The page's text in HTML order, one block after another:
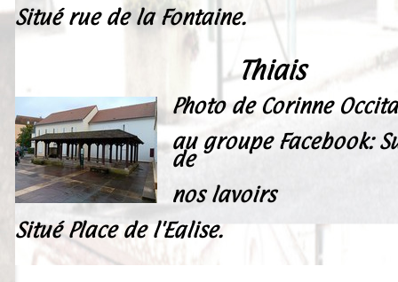
Situé rue de la Fontaine.
Thiais
Photo de Corinne
au groupe Facebook:
de
nos lavoirs
Situé Place de l'Eglise.